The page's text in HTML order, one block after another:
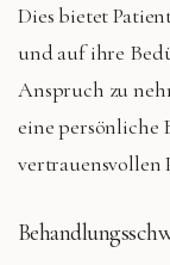
Dies bietet
und auf ihre
Anspruch zu
eine persönliche
vertrauensvollen